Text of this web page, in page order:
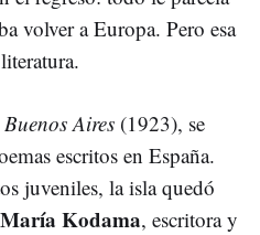
volver a Europa. Pero esa
Aires (1923), se
escritos en España.
juveniles, la isla quedó
María Kodama, escritora y